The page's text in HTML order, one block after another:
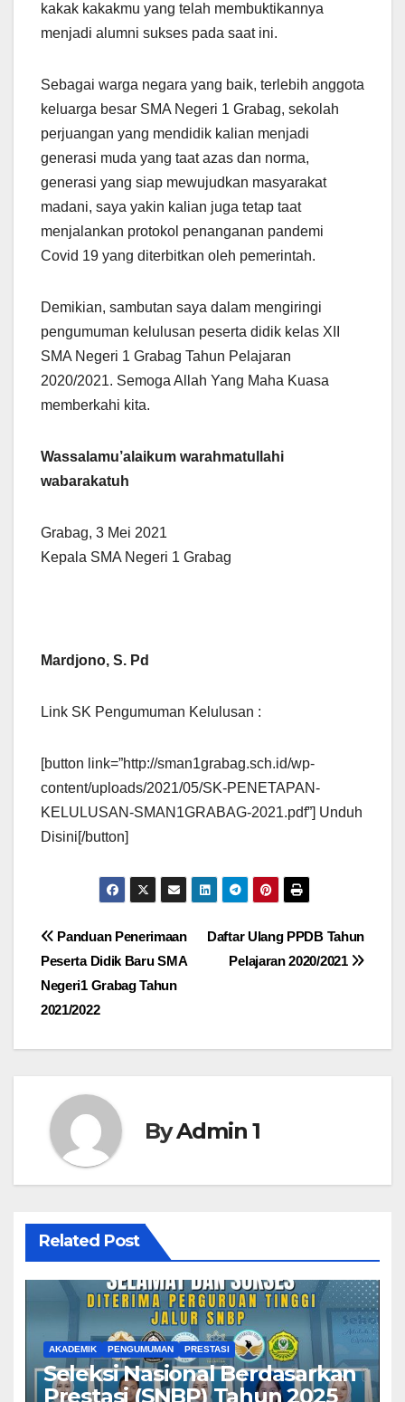
kakak kakakmu yang telah membuktikannya
menjadi alumni sukses pada saat ini.
Sebagai warga negara yang baik, terlebih anggota
keluarga besar SMA Negeri 1 Grabag, sekolah
perjuangan yang mendidik kalian menjadi
generasi muda yang taat azas dan norma,
generasi yang siap mewujudkan masyarakat
madani, saya yakin kalian juga tetap taat
menjalankan protokol penanganan pandemi
Covid 19 yang diterbitkan oleh pemerintah.
Demikian, sambutan saya dalam mengiringi
pengumuman kelulusan peserta didik kelas XII
SMA Negeri 1 Grabag Tahun Pelajaran
2020/2021. Semoga Allah Yang Maha Kuasa
memberkahi kita.
Wassalamu’alaikum warahmatullahi
wabarakatuh
Grabag, 3 Mei 2021
Kepala SMA Negeri 1 Grabag
Mardjono, S. Pd
Link SK Pengumuman Kelulusan :
[button link=”http://sman1grabag.sch.id/wp-
content/uploads/2021/05/SK-PENETAPAN-
KELULUSAN-SMAN1GRABAG-2021.pdf”] Unduh
Disini[/button]
Post
navigation
Daftar Ulang PPDB Tahun
Pelajaran 2020/2021
Panduan Penerimaan
Peserta Didik Baru SMA
Negeri1 Grabag Tahun
2021/2022
ByAdmin 1
Related Post
AKADEMIK PENGUMUMAN PRESTASI
Seleksi Nasional Berdasarkan
Prestasi (SNBP) Tahun 2025